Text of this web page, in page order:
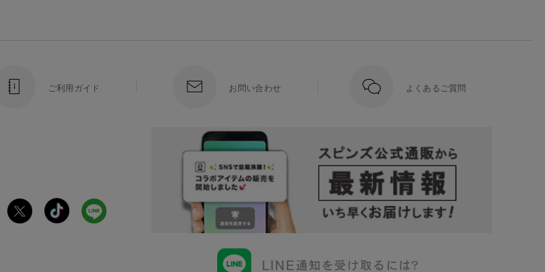
ご利用ガイド お問い合わせ よくあるご質問